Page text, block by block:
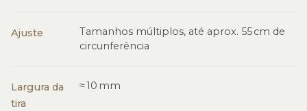
Ajuste
Tamanhos múltiplos, até aprox. 55 cm de
circunferência
Largura da
tira
≈ 10 mm